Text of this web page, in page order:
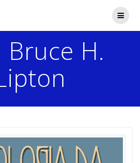
Bruce H.